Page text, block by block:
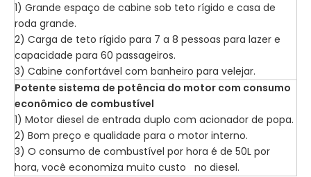
1) Grande espaço de cabine sob teto rígido e casa de
roda grande.
2) Carga de teto rígido para 7 a 8 pessoas para lazer e
capacidade para 60 passageiros.
3) Cabine confortável com banheiro para velejar.
Potente sistema de potência do motor com consumo
econômico de combustível
1) Motor diesel de entrada duplo com acionador de popa.
2) Bom preço e qualidade para o motor interno.
3) O consumo de combustível por hora é de 50L por
hora, você economiza muito custo no diesel.